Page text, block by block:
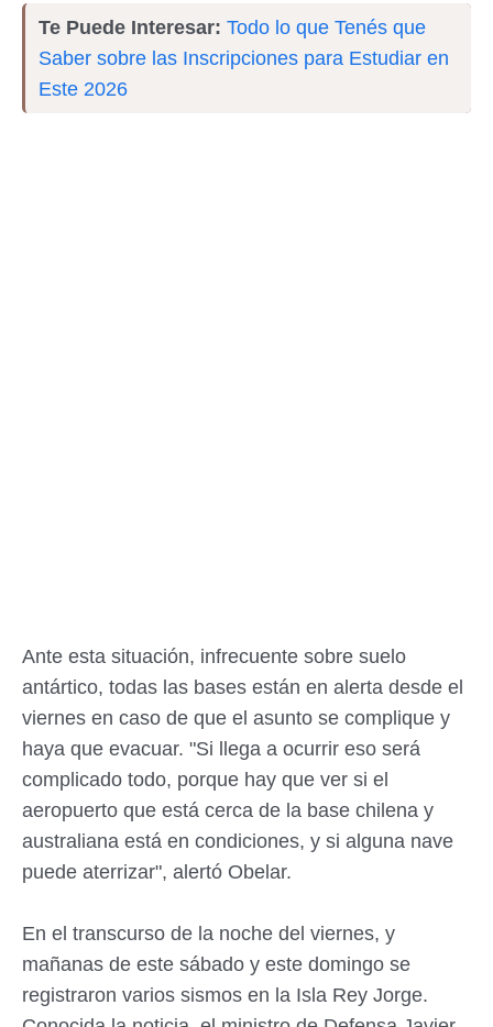
Te Puede Interesar: Todo lo que Tenés que
Saber sobre las Inscripciones para Estudiar en
Este 2026
Ante esta situación, infrecuente sobre suelo
antártico, todas las bases están en alerta desde el
viernes en caso de que el asunto se complique y
haya que evacuar. "Si llega a ocurrir eso será
complicado todo, porque hay que ver si el
aeropuerto que está cerca de la base chilena y
australiana está en condiciones, y si alguna nave
puede aterrizar", alertó Obelar.
En el transcurso de la noche del viernes, y
mañanas de este sábado y este domingo se
registraron varios sismos en la Isla Rey Jorge.